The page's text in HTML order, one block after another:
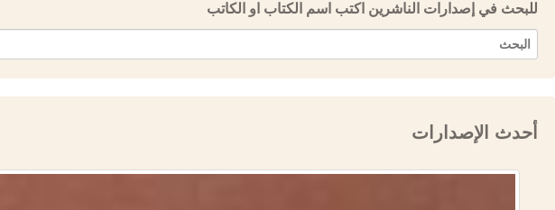
للبحث في إصدارات الناشرين اكتب اسم الكتاب او الكاتب
أحدث الإصدارات